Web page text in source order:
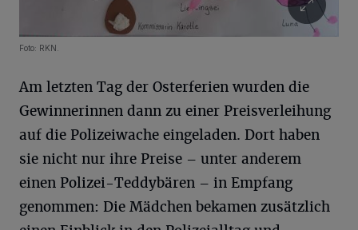
Foto: RKN.
Am letzten Tag der Osterferien wurden die
Gewinnerinnen dann zu einer Preisverleihung
auf die Polizeiwache eingeladen. Dort haben
sie nicht nur ihre Preise – unter anderem
einen Polizei-Teddybären – in Empfang
genommen: Die Mädchen bekamen zusätzlich